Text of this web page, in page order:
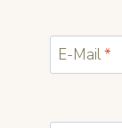
E-Mail*